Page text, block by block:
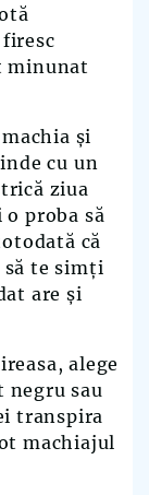
minunat
și
cu un
ziua
proba să
că
să te simți
are și
alege
sau
transpira
machiajul